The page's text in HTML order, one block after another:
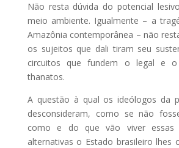
Não resta dúvida do potencial
meio ambiente. Igualmente – a
Amazônia contemporânea – não
os sujeitos que dali tiram seu
circuitos que fundem o legal e
thanatos.
A questão à qual os ideólogos da
desconsideram, como se não
como e do que vão viver essas
alternativas o Estado brasileiro lhes